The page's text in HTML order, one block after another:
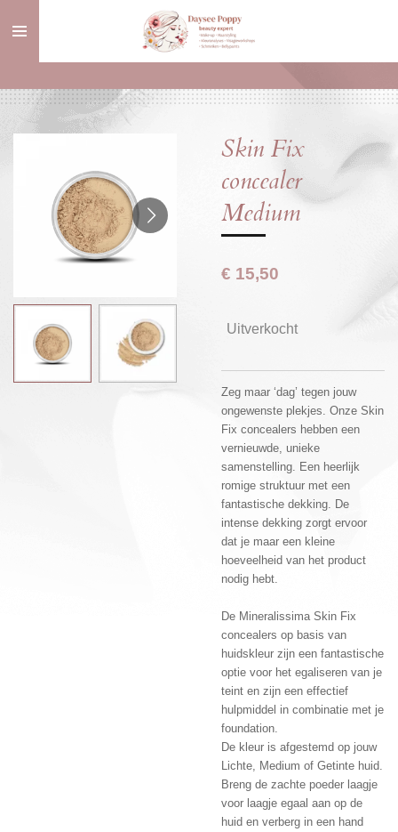
direct
hoofdinhoud
Skin Fix
concealer
Medium
€ 15,50
Uitverkocht
Zeg maar ‘dag’ tegen jouw
ongewenste plekjes. Onze Skin
Fix concealers hebben een
vernieuwde, unieke
samenstelling. Een heerlijk
romige struktuur met een
fantastische dekking. De
intense dekking zorgt ervoor
dat je maar een kleine
hoeveelheid van het product
nodig hebt.
De Mineralissima Skin Fix
concealers op basis van
huidskleur zijn een fantastische
optie voor het egaliseren van je
teint en zijn een effectief
hulpmiddel in combinatie met je
foundation.
De kleur is afgestemd op jouw
Lichte, Medium of Getinte huid.
Breng de zachte poeder laagje
voor laagje egaal aan op de
huid en verberg in een hand